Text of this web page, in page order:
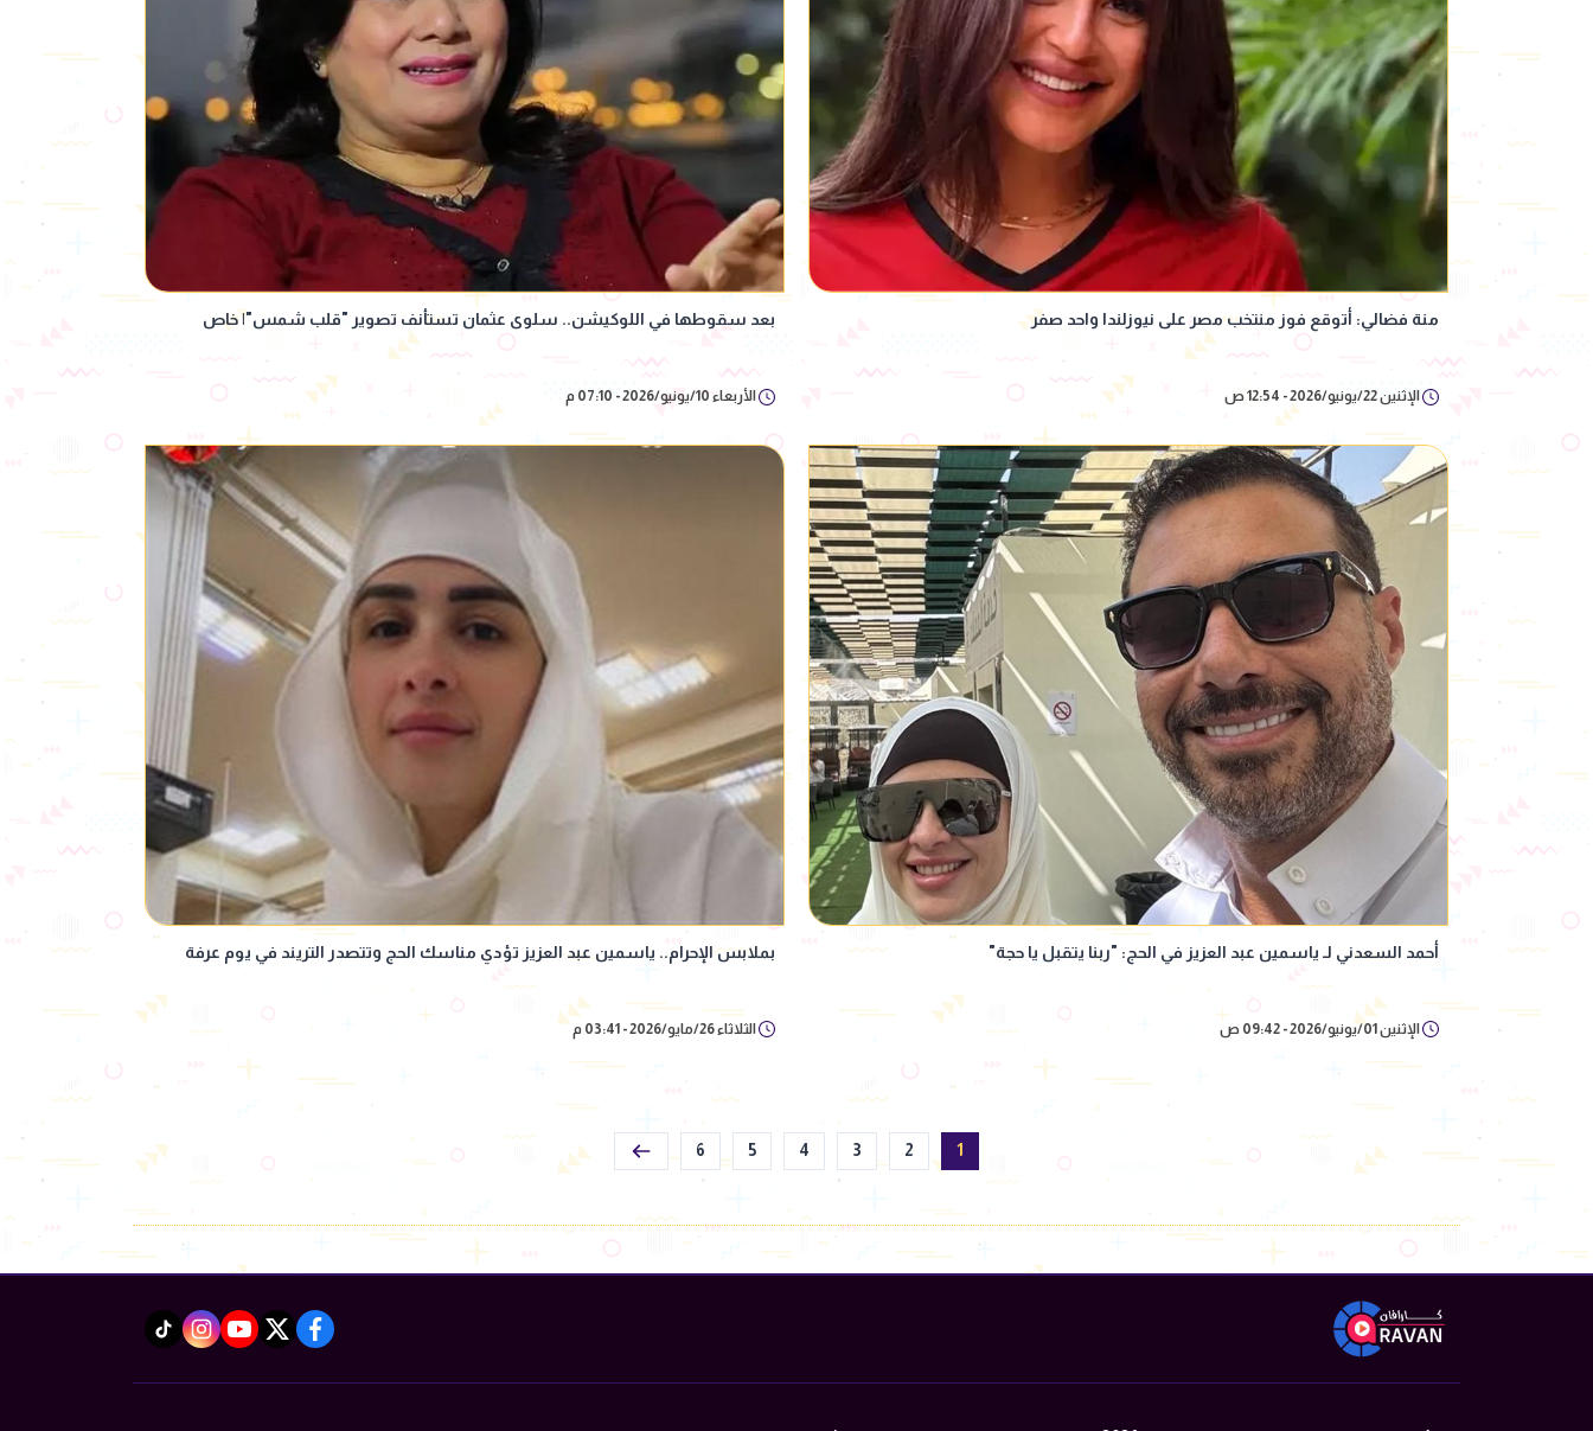
منة فضالي: أتوقع فوز منتخب مصر على نيوزلندا واحد صفر
الإثنين 22/يونيو/2026 - 12:54 ص
بعد سقوطها في اللوكيشن.. سلوى عثمان تستأنف تصوير "قلب شمس"| خاص
الأربعاء 10/يونيو/2026 - 07:10 م
أحمد السعدني لـ ياسمين عبد العزيز في الحج: "ربنا يتقبل يا حجة"
الإثنين 01/يونيو/2026 - 09:42 ص
بملابس الإحرام.. ياسمين عبد العزيز تؤدي مناسك الحج وتتصدر التريند في يوم عرفة
الثلاثاء 26/مايو/2026 - 03:41 م
1
2
3
4
5
6
facebook
twitter
youtube
instagram
tiktok